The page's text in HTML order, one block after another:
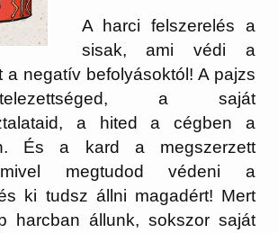
A harci felszerelés a
sisak, ami védi a
a negatív befolyásoktól! A pajzs
a saját
a hited a cégben a
És a kard a megszerzett
megtudod védeni a
ki tudsz állni magadért! Mert
harcban állunk, sokszor saját